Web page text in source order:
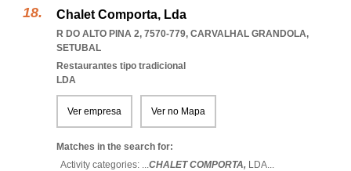
Chalet Comporta, Lda
R DO ALTO PINA 2, 7570-779, CARVALHAL GRANDOLA,
SETUBAL
Restaurantes tipo tradicional
LDA
Ver empresa Ver no Mapa
Matches in the search for:
Activity categories: ...CHALET COMPORTA, LDA...